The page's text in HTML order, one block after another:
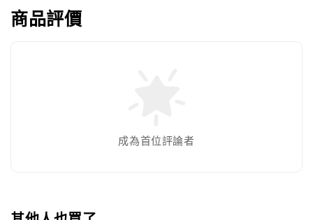
商品評價
成為首位評論者